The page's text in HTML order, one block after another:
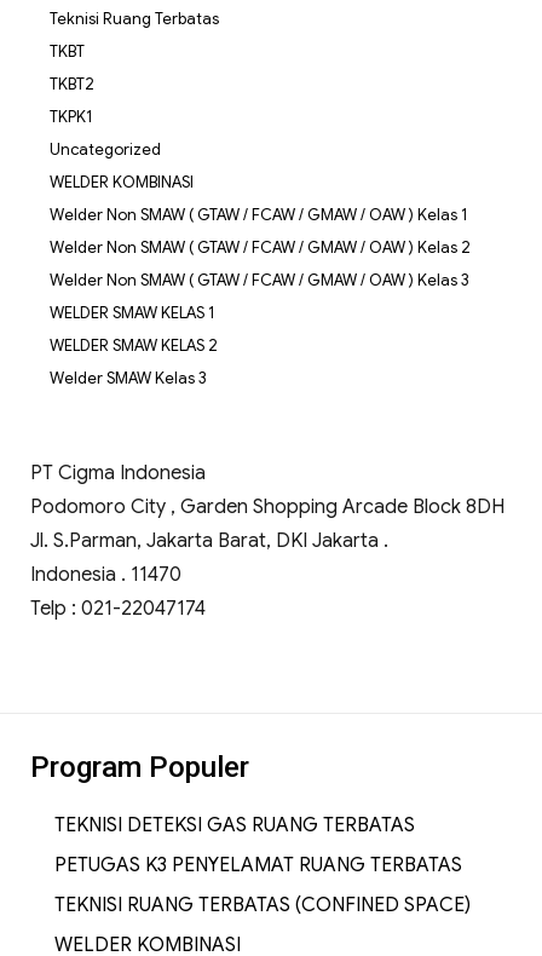
Teknisi Ruang Terbatas
TKBT
TKBT2
TKPK1
Uncategorized
WELDER KOMBINASI
Welder Non SMAW ( GTAW / FCAW / GMAW / OAW ) Kelas 1
Welder Non SMAW ( GTAW / FCAW / GMAW / OAW ) Kelas 2
Welder Non SMAW ( GTAW / FCAW / GMAW / OAW ) Kelas 3
WELDER SMAW KELAS 1
WELDER SMAW KELAS 2
Welder SMAW Kelas 3
PT Cigma Indonesia
Podomoro City , Garden Shopping Arcade Block 8DH
Jl. S.Parman, Jakarta Barat, DKI Jakarta .
Indonesia . 11470
Telp : 021-22047174
Program Populer
TEKNISI DETEKSI GAS RUANG TERBATAS
PETUGAS K3 PENYELAMAT RUANG TERBATAS
TEKNISI RUANG TERBATAS (CONFINED SPACE)
WELDER KOMBINASI